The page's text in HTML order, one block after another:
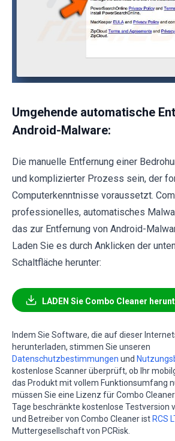
Umgehende automatische
Android-Malware:
Die manuelle Entfernung einer
und komplizierter Prozess sein, der
Computerkenntnisse voraussetzt.
professionelles, automatisches
das zur Entfernung von Android-
Laden Sie es durch Anklicken der
Schaltfläche herunter:
LADEN Sie Combo Cleaner
Indem Sie Software, die auf dieser
herunterladen, stimmen Sie unseren
Datenschutzbestimmungen und
kostenlose Scanner überprüft, ob Ihr
das Produkt mit vollem Funktionsumfang
müssen Sie eine Lizenz für Combo
Tage beschränkte kostenlose Testversion
und Betreiber von Combo Cleaner istRCS
Muttergesellschaft von PCRisk.